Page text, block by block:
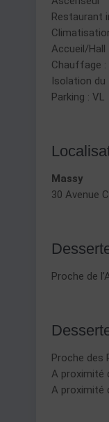
Restaurant
Accueil/Hall
Chauffage :
Isolation
Parking : VL
Massy
30 Avenue
Proche de
Proche des
A proximité
A proximité